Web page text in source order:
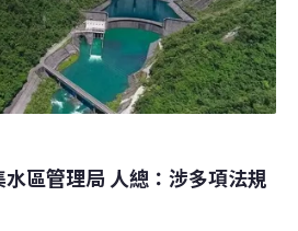
的能源局，升格能源署後署長由
副署長由原副局長李君禮與經濟
部長王美花在布達典禮強調，能
多元遽增，持續朝「落
區管理局 人總：涉多項法規